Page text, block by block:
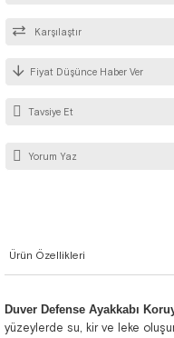
Karşılaştır
Fiyat Düşünce Haber Ver
Tavsiye Et
Yorum Yaz
Ürün Özellikleri
Duver Defense Ayakkabı
yüzeylerde su, kir ve leke